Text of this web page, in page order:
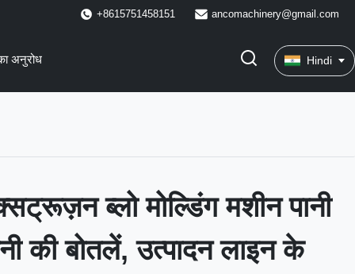
+8615751458151 ancomachinery@gmail.com
अनुरोध Hindi
ब्लो मोल्डिंग मशीन पानी
की बोतलें, उत्पादन लाइन के